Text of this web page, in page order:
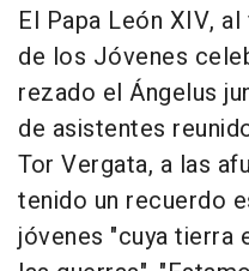
El Papa León XIV,
de los Jóvenes
rezado el Ángelus
de asistentes
Tor Vergata, a las
tenido un recuerdo
jóvenes "cuya tierra